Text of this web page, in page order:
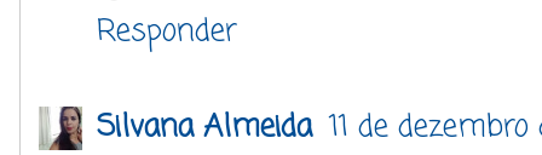
Responder
Silvana Almeida 11 de